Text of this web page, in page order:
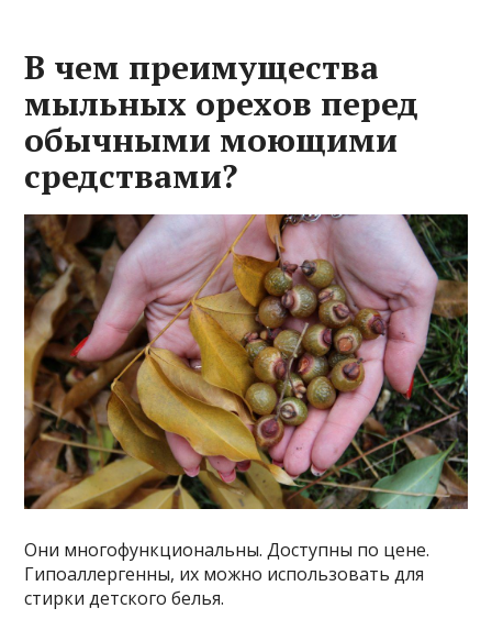
В чем преимущества
мыльных орехов перед
обычными моющими
средствами?
Они многофункциональны. Доступны по цене.
Гипоаллергенны, их можно использовать для
стирки детского белья.